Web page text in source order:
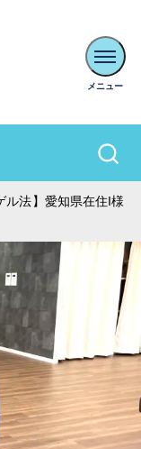
ル法】愛知県在住I様